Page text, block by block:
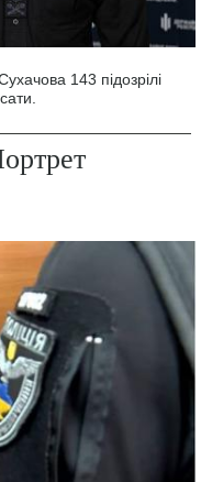
143 підозрілі